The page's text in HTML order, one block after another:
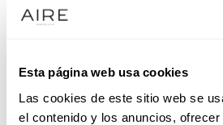
Esta página web usa cookies
Las cookies de este sitio web se
el contenido y los anuncios,
1UB2
1U57
1U58